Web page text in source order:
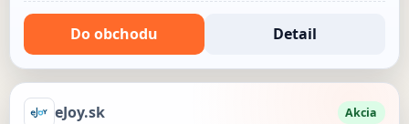
Do obchodu Detail
eJoy.sk Akcia